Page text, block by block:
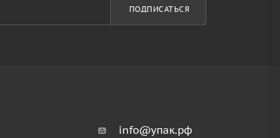
ПОДПИСАТЬСЯ
info@упак.рф